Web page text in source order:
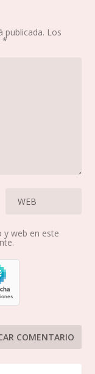
publicada. Los
*
y web en este